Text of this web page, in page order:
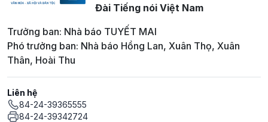
Đài Tiếng nói Việt Nam
Trưởng ban: Nhà báo TUYẾT MAI
Phó trưởng ban: Nhà báo Hồng Lan, Xuân Thọ, Xuân
Thân, Hoài Thu
Liên hệ
84-24-39365555
84-24-39342724